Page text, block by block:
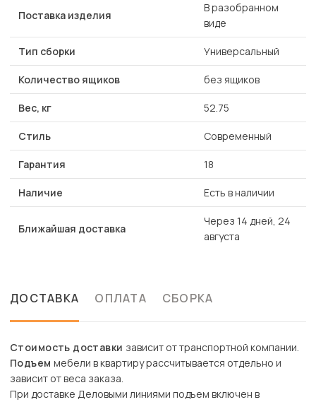
Поставка изделия
В разобранном
виде
Тип сборки Универсальный
Количество ящиков без ящиков
Вес, кг 52.75
Стиль Современный
Гарантия 18
Наличие Есть в наличии
Ближайшая доставка
Через 14 дней, 24
августа
ДОСТАВКА ОПЛАТА СБОРКА
Стоимость доставки зависит от транспортной компании.
Подъем мебели в квартиру рассчитывается отдельно и
зависит от веса заказа.
При доставке Деловыми линиями подъем включен в